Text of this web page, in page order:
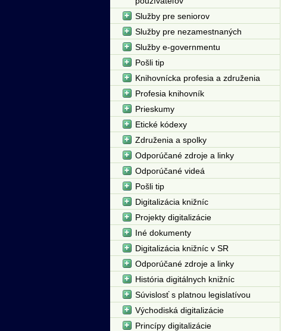
Služby pre seniorov
Služby pre nezamestnaných
Služby e-governmentu
Pošli tip
Knihovnícka profesia a združenia
Profesia knihovník
Prieskumy
Etické kódexy
Združenia a spolky
Odporúčané zdroje a linky
Odporúčané videá
Pošli tip
Digitalizácia knižníc
Projekty digitalizácie
Iné dokumenty
Digitalizácia knižníc v SR
Odporúčané zdroje a linky
História digitálnych knižníc
Súvislosť s platnou legislatívou
Východiská digitalizácie
Princípy digitalizácie